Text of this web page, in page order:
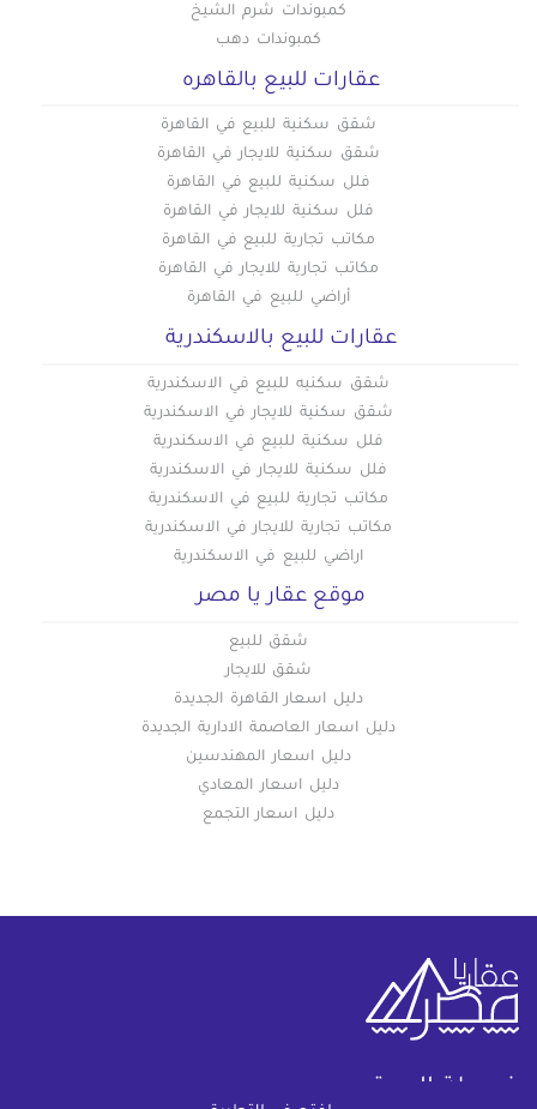
كمبوندات شرم الشيخ
كمبوندات دهب
عقارات للبيع بالقاهره
شقق سكنية للبيع في القاهرة
شقق سكنية للايجار في القاهرة
فلل سكنية للبيع في القاهرة
فلل سكنية للايجار في القاهرة
مكاتب تجارية للبيع في القاهرة
مكاتب تجارية للايجار في القاهرة
أراضي للبيع في القاهرة
عقارات للبيع بالاسكندرية
شقق سكنيه للبيع في الاسكندرية
شقق سكنية للايجار في الاسكندرية
فلل سكنية للبيع في الاسكندرية
فلل سكنية للايجار في الاسكندرية
مكاتب تجارية للبيع في الاسكندرية
مكاتب تجارية للايجار في الاسكندرية
اراضي للبيع في الاسكندرية
موقع عقار يا مصر
شقق للبيع
شقق للايجار
دليل اسعار القاهرة الجديدة
دليل اسعار العاصمة الادارية الجديدة
دليل اسعار المهندسين
دليل اسعار المعادي
دليل اسعار التجمع
خريطة الموقع